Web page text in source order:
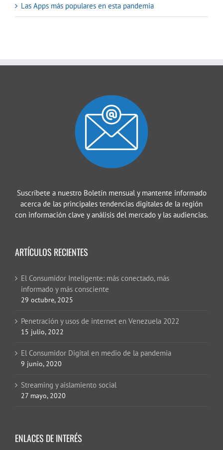
Las Apps más populares en esta pandemia
Suscríbete a nuestro Boletín mensual y mantente informado
acerca de las principales tendencias digitales de la región
con información clave y análisis del mercado y las audiencias.
ARTÍCULOS RECIENTES
El Consumidor Inteligente: más conectado, más
informado y más consciente
29 octubre, 2025
Penetración y usos de internet en Venezuela 2022
15 julio, 2022
El Consumidor Digital en medio de la pandemia
9 junio, 2020
Streaming y aislamiento social
27 mayo, 2020
ENLACES DE INTERÉS